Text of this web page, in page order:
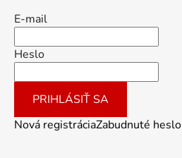
E-mail
Heslo
PRIHLÁSIŤ SA
Nová registráciaZabudnuté heslo